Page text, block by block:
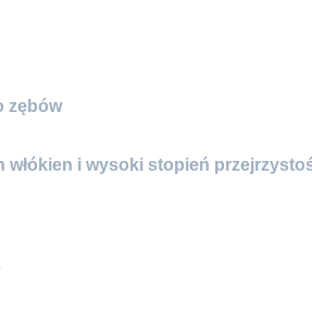
zębów
i wysoki stopień